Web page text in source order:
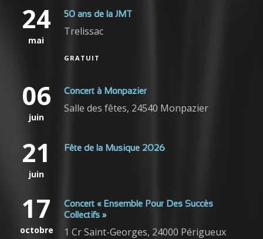
24
mai
50 ans de la JMT
Trelissac
GRATUIT
06
juin
Concert à Monpazier
Salle des fêtes, 24540 Monpazier
21
juin
Fête de la Musique 2026
17
octobre
Concert « Ensemble Pour Des Succès
Collectifs »
1 Cr Saint-Georges, 24000 Périgueux